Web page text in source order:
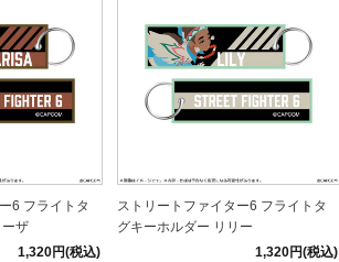
6 フライトタ
ザ
1,320円(税込)
ストリートファイター6 フライトタ
グキーホルダー リリー
1,320円(税込)